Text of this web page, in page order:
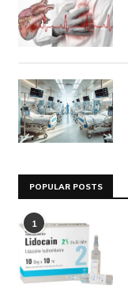
POPULAR POSTS
1